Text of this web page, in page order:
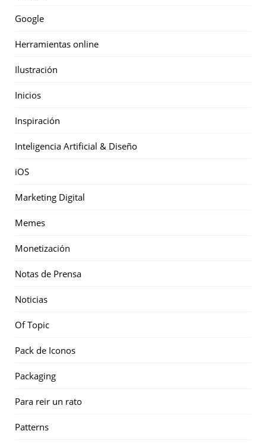
Google
Herramientas online
Ilustración
Inicios
Inspiración
Inteligencia Artificial & Diseño
iOS
Marketing Digital
Memes
Monetización
Notas de Prensa
Noticias
Of Topic
Pack de Iconos
Packaging
Para reir un rato
Patterns